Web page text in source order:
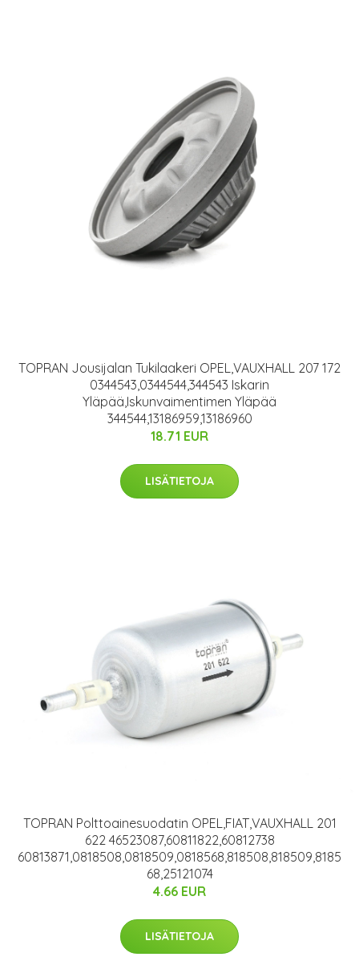
TOPRAN Jousijalan Tukilaakeri OPEL,VAUXHALL 207 172
0344543,0344544,344543 Iskarin
Yläpää,Iskunvaimentimen Yläpää
344544,13186959,13186960
18.71 EUR
LISÄTIETOJA
TOPRAN Polttoainesuodatin OPEL,FIAT,VAUXHALL 201
622 46523087,60811822,60812738
60813871,0818508,0818509,0818568,818508,818509,8185
68,25121074
4.66 EUR
LISÄTIETOJA